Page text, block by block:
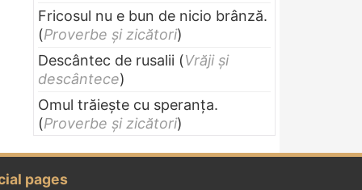
Fricosul nu e bun de nicio brânză.
(Proverbe și zicători)
Descântec de rusalii (Vrăji și
descântece)
Omul trăieşte cu speranţa.
(Proverbe și zicători)
pages